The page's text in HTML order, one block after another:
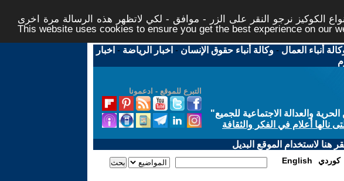
الكوكيز نرجو النقر على الزر - موافق - لكي لاتظهر هذه الرسالة مرة اخرى -
This website uses cookies to ensure you get the best experience on our
أنباء العمال -وكالة أنباء حقوق الإنسان - اخبار الرياضة - اخبار
التبرع للموقع - ادعمونا
والعدالة الاجتماعية للجميع"
نالها أعلام في الفكر والثقافة
هنا لاستخدام الموقع البديل
English كوردي